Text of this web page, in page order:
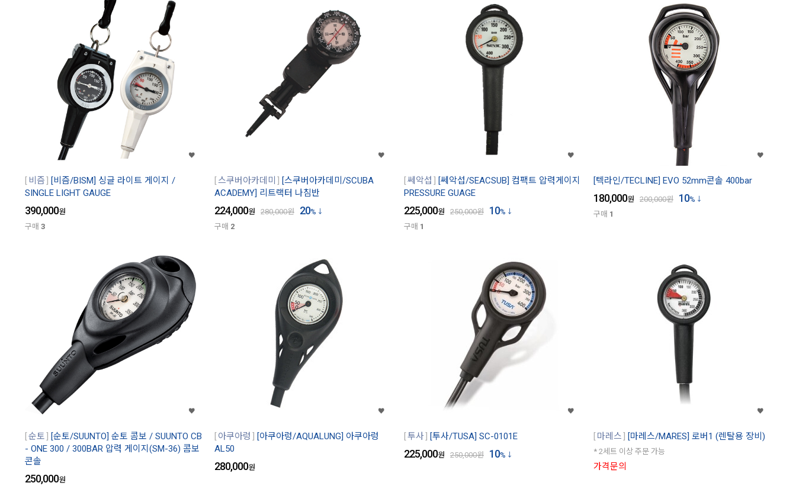
비즘
[비즘/BISM] 싱글 라이트 게이지 /
SINGLE LIGHT GAUGE
390,000원
구매 3
스쿠버아카데미
[스쿠버아카데미/SCUBA
ACADEMY] 리트랙터 나침반
224,000원 280,000원 20%
구매 2
쎄악섭
[쎄악섭/SEACSUB] 컴팩트 압력게이지
PRESSURE GUAGE
225,000원 250,000원 10%
구매 1
[텍라인/TECLINE] EVO 52mm콘솔 400bar
180,000원 200,000원 10%
구매 1
순토
[순토/SUUNTO] 순토 콤보 / SUUNTO CB
- ONE 300 / 300BAR 압력 게이지(SM-36) 콤보
콘솔
250,000원
아쿠아렁
[아쿠아렁/AQUALUNG] 아쿠아렁
AL50
280,000원
투사 [투사/TUSA] SC-0101E
225,000원 250,000원 10%
마레스 [마레스/MARES] 로버1 (렌탈용 장비)
* 2세트 이상 주문 가능
가격문의